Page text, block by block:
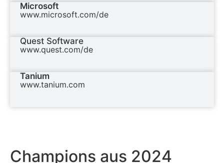
Microsoft
www.microsoft.com/de
Quest Software
www.quest.com/de
Tanium
www.tanium.com
Champions aus 2024